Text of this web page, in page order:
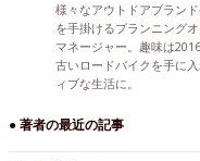
様々なアウトドアブラン
を手掛けるプランニング
マネージャー。趣味は
古いロードバイクを手に
ィブな生活に。
● 著者の最近の記事